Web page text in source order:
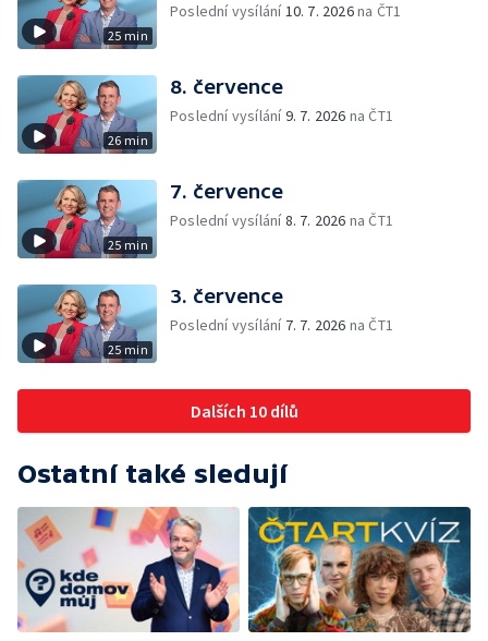
25 min
Poslední vysílání10. 7. 2026na ČT1
26 min
8. července
Poslední vysílání9. 7. 2026 na ČT1
25 min
7. července
Poslední vysílání8. 7. 2026 na ČT1
25 min
3. července
Poslední vysílání 7. 7. 2026 na ČT1
Dalších 10 dílů
Ostatní také sledují